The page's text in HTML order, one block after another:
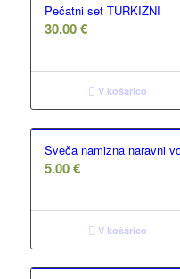
Pečatni set TURKIZNI
30.00€
V košarico
Sveča namizna naravni
5.00€
V košarico